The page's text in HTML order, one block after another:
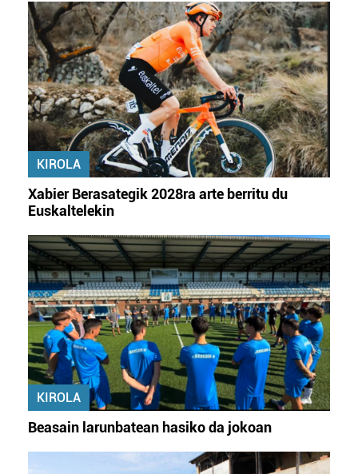
KIROLA
Xabier Berasategik 2028ra arte berritu du
Euskaltelekin
KIROLA
Beasain larunbatean hasiko da jokoan